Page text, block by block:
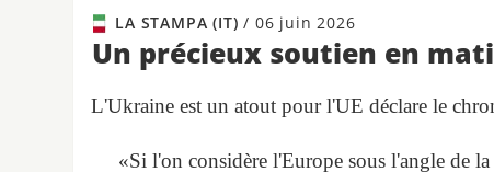
LA STAMPA (IT)/ 06 juin 2026
Un précieux soutien en
L'Ukraine est un atout pour l'UE déclare le
«Si l'on considère l'Europe sous l'angle de